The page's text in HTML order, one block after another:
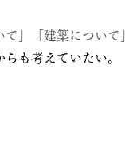
」「建築につい
も考えていたい。